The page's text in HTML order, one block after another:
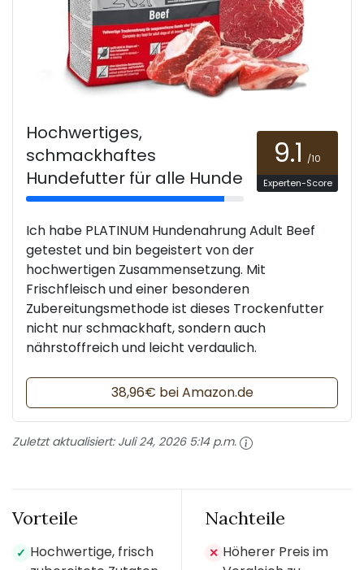
Hochwertiges,
schmackhaftes
Hundefutter für alle Hunde
9.1 /10
Experten-Score
Ich habe PLATINUM Hundenahrung Adult Beef
getestet und bin begeistert von der
hochwertigen Zusammensetzung. Mit
Frischfleisch und einer besonderen
Zubereitungsmethode ist dieses Trockenfutter
nicht nur schmackhaft, sondern auch
nährstoffreich und leicht verdaulich.
38,96€ bei Amazon.de
Zuletzt aktualisiert: Juli 24, 2026 5:14 p.m.
Vorteile
✓ Hochwertige, frisch
Nachteile
✕ Höherer Preis im